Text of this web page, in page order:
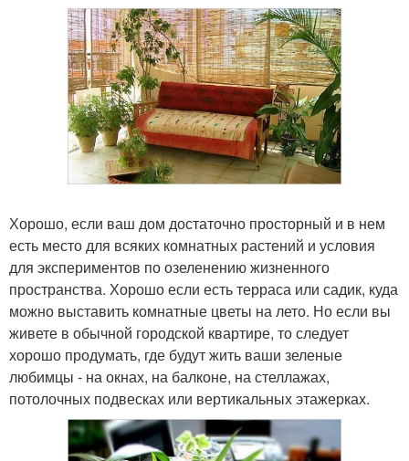
Хорошо, если ваш дом достаточно просторный и в нем
есть место для всяких комнатных растений и условия
для экспериментов по озеленению жизненного
пространства. Хорошо если есть терраса или садик, куда
можно выставить комнатные цветы на лето. Но если вы
живете в обычной городской квартире, то следует
хорошо продумать, где будут жить ваши зеленые
любимцы - на окнах, на балконе, на стеллажах,
потолочных подвесках или вертикальных этажерках.